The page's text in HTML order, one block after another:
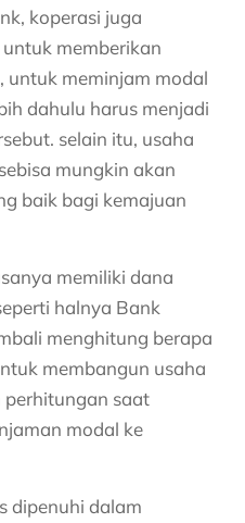
koperasi juga
memberikan
untuk meminjam modal
dahulu harus menjadi
selain itu, usaha
mungkin akan
baik bagi kemajuan
memiliki dana
halnya Bank
menghitung berapa
membangun usaha
saat
modal ke
dipenuhi dalam